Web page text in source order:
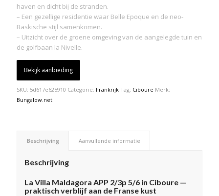
haven en dicht bij de stranden.
– Een gezellige residentie waar Belle Epoque en de neo-
Baskische stijl samenkomen.
– Uitzicht over de groene omgeving van de aangelegde tuin en
de golfbaan la Nivelle.
Bekijk aanbieding
SKU: 5d617e625910 Categorie: Frankrijk Tag: Ciboure Merk:
Bungalow.net
Beschrijving Aanvullende informatie
Beschrijving
La Villa Maldagora APP 2/3p 5/6 in Ciboure —
praktisch verblijf aan de Franse kust